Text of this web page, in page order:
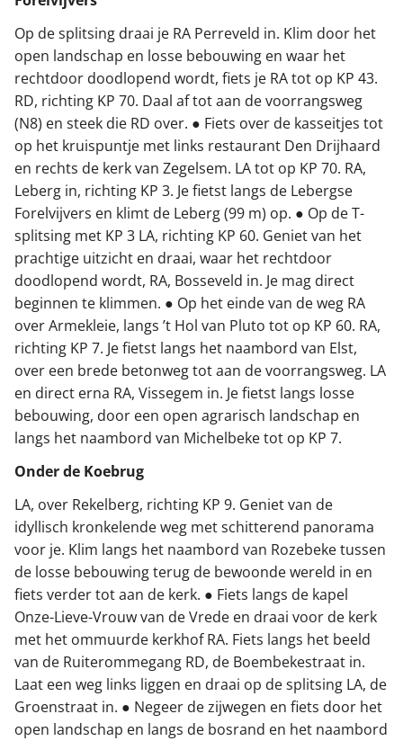
Op de splitsing draai je RA Perreveld in. Klim door het
open landschap en losse bebouwing en waar het
rechtdoor doodlopend wordt, fiets je RA tot op KP 43.
RD, richting KP 70. Daal af tot aan de voorrangsweg
(N8) en steek die RD over. ● Fiets over de kasseitjes tot
op het kruispuntje met links restaurant Den Drijhaard
en rechts de kerk van Zegelsem. LA tot op KP 70. RA,
Leberg in, richting KP 3. Je fietst langs de Lebergse
Forelvijvers en klimt de Leberg (99 m) op. ● Op de T-
splitsing met KP 3 LA, richting KP 60. Geniet van het
prachtige uitzicht en draai, waar het rechtdoor
doodlopend wordt, RA, Bosseveld in. Je mag direct
beginnen te klimmen. ● Op het einde van de weg RA
over Armekleie, langs ’t Hol van Pluto tot op KP 60. RA,
richting KP 7. Je fietst langs het naambord van Elst,
over een brede betonweg tot aan de voorrangsweg. LA
en direct erna RA, Vissegem in. Je fietst langs losse
bebouwing, door een open agrarisch landschap en
langs het naambord van Michelbeke tot op KP 7.
Onder de Koebrug
LA, over Rekelberg, richting KP 9. Geniet van de
idyllisch kronkelende weg met schitterend panorama
voor je. Klim langs het naambord van Rozebeke tussen
de losse bebouwing terug de bewoonde wereld in en
fiets verder tot aan de kerk. ● Fiets langs de kapel
Onze-Lieve-Vrouw van de Vrede en draai voor de kerk
met het ommuurde kerkhof RA. Fiets langs het beeld
van de Ruiterommegang RD, de Boembekestraat in.
Laat een weg links liggen en draai op de splitsing LA, de
Groenstraat in. ● Negeer de zijwegen en fiets door het
open landschap en langs de bosrand en het naambord